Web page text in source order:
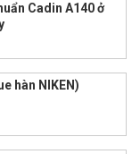
Cadin A140 ở
hàn NIKEN)